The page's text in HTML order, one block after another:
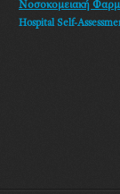
Νοσοκομειακή
Hospital Self-